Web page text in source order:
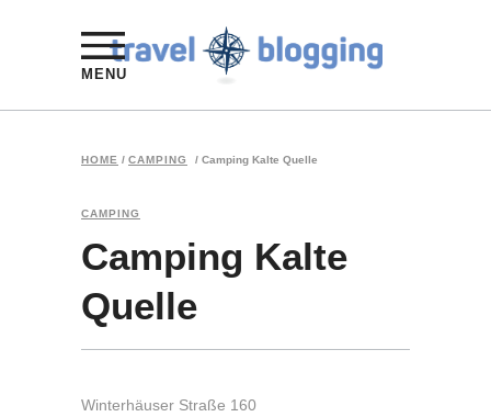
MENU
HOME / CAMPING / Camping Kalte Quelle
CAMPING
Camping Kalte
Quelle
Winterhäuser Straße 160